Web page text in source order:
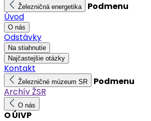
Železničná energetika
Podmenu
Úvod
O nás
Odstávky
Na stiahnutie
Najčastejšie otázky
Kontakt
Železničné múzeum SR
Podmenu
Archív ŽSR
O nás
O ÚIVP